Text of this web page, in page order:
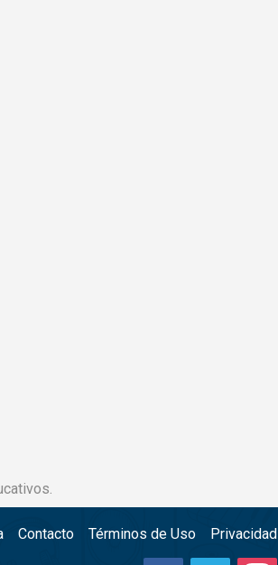
Contacto Términos de Uso Privacidad